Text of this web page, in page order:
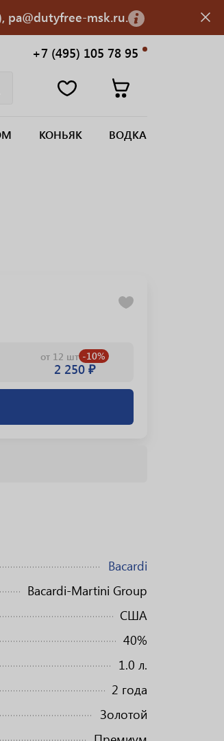
pa@dutyfree-msk.ru.
+7 (495) 105 78 95
КОНЬЯК ВОДКА
Bacardi
Bacardi-Martini Group
США
40%
1.0 л.
2 года
Золотой
от 12 шт -10%
2 250 ₽